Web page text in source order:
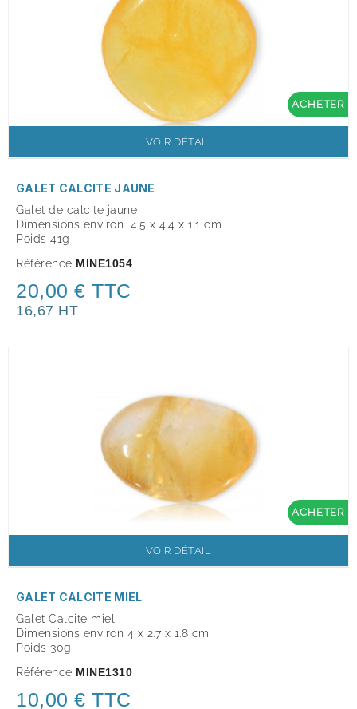
ACHETER
VOIR DÉTAIL
GALET CALCITE JAUNE
Galet de calcite jaune
Dimensions environ 4.5 x 4.4 x 1.1 cm
Poids 41g
Référence MINE1054
20,00 € TTC
16,67 HT
ACHETER
VOIR DÉTAIL
GALET CALCITE MIEL
Galet Calcite miel
Dimensions environ 4 x 2.7 x 1.8 cm
Poids 30g
Référence MINE1310
10,00 € TTC